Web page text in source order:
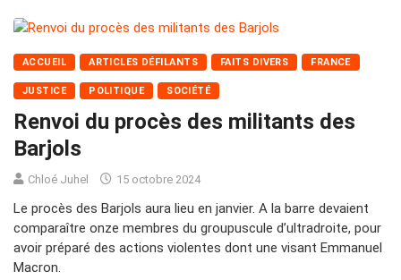
ACCUEIL ARTICLES DÉFILANTS FAITS DIVERS FRANCE
JUSTICE POLITIQUE SOCIÉTÉ
Renvoi du procès des militants des
Barjols
Chloé Juhel 15 octobre 2024
Le procès des Barjols aura lieu en janvier. A la barre devaient
comparaître onze membres du groupuscule d’ultradroite, pour
avoir préparé des actions violentes dont une visant Emmanuel
Macron.